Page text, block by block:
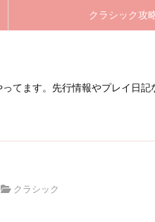
クラシック攻
てます。先行情報やプレイ日記
クラシック